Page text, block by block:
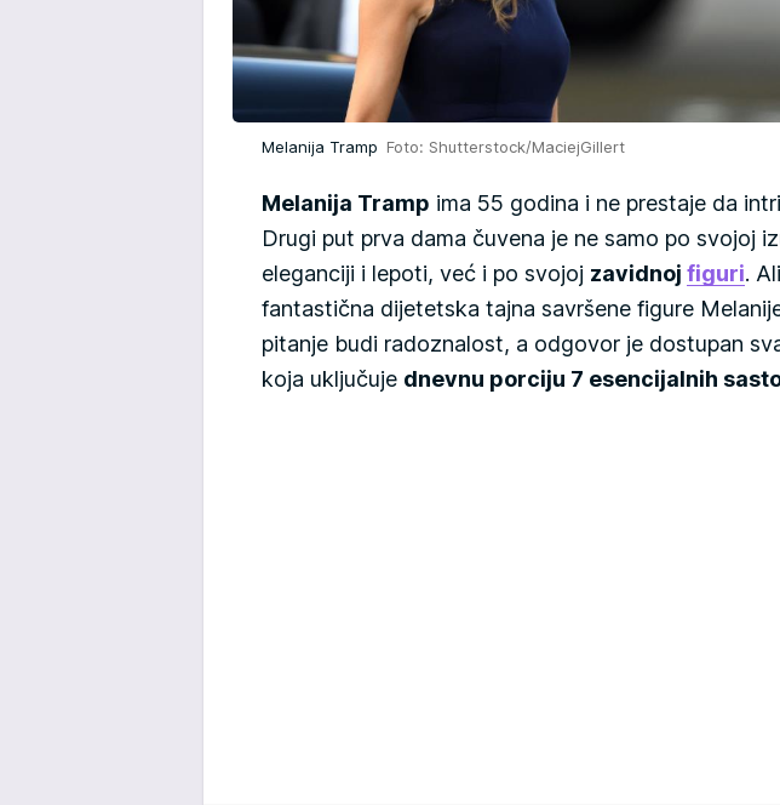
Melanija Tramp Foto: Shutterstock/MaciejGillert
Melanija Tramp ima 55 godina i ne prestaje da
Drugi put prva dama čuvena je ne samo po svojoj
eleganciji i lepoti, već i po svojoj zavidnoj figuri.
fantastična dijetetska tajna savršene figure
pitanje budi radoznalost, a odgovor je dostupan
koja uključuje dnevnu porciju 7 esencijalnih